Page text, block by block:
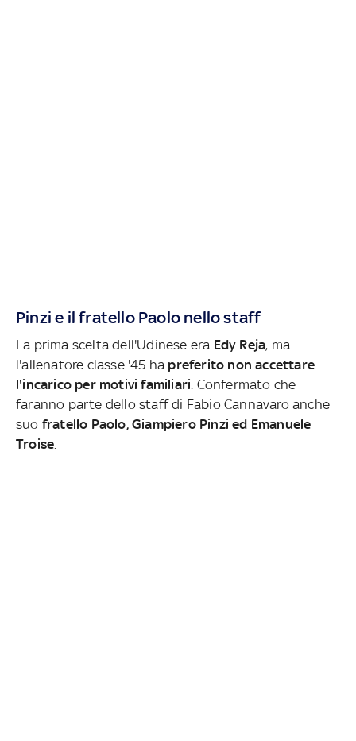
Pinzi e il fratello Paolo nello staff
La prima scelta dell'Udinese era Edy Reja, ma
l'allenatore classe '45 ha preferito non accettare
l'incarico per motivi familiari . Confermato che
faranno parte dello staff di Fabio Cannavaro anche
suo fratello Paolo, Giampiero Pinzi ed Emanuele
Troise